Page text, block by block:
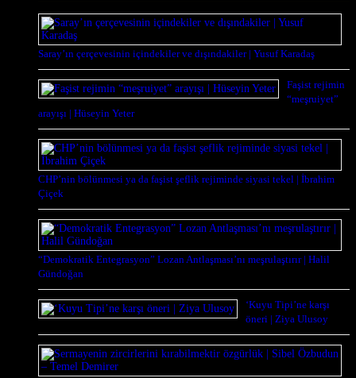
Saray’ın çerçevesinin içindekiler ve dışındakiler | Yusuf Karadaş
Faşist rejimin
“meşruiyet”
arayışı | Hüseyin Yeter
CHP’nin bölünmesi ya da faşist şeflik rejiminde siyasi tekel | İbrahim
Çiçek
“Demokratik Entegrasyon” Lozan Antlaşması’nı meşrulaştırır | Halil
Gündoğan
‘Kuyu Tipi’ne karşı
öneri | Ziya Ulusoy